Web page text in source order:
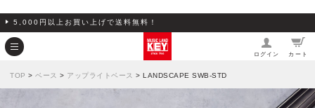
5,000円以上お買い上げで送料無料！
ログイン カート
TOP > ベース > アップライトベース > LANDSCAPE SWB-STD